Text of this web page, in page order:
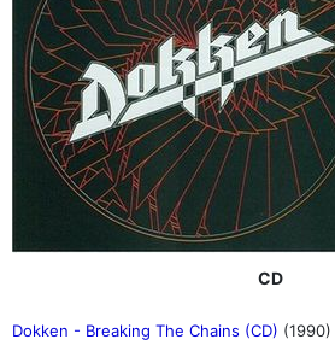
CD
Dokken - Breaking The Chains (CD) (1990)